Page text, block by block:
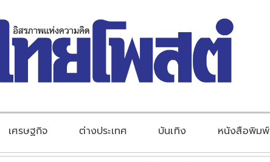
เศรษฐกิจ ต่างประเทศ บันเทิง หนังสือพิมพ์